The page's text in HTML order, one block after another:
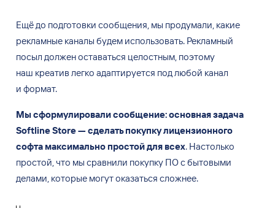
Ещё до подготовки сообщения, мы продумали, какие
рекламные каналы будем использовать. Рекламный
посыл должен оставаться целостным, поэтому
наш креатив легко адаптируется подлюбой канал
и формат.
Мы сформулировали сообщение: основная задача
Softline Store — сделать покупку лицензионного
софта максимально простой для всех. Настолько
простой, что мы сравнили покупку ПОс бытовыми
делами, которые могут оказаться сложнее.